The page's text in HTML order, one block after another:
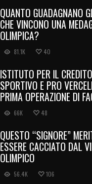
QUANTO GUADAGNANO
CHE VINCONO UNA
OLIMPICA?
81.1K 40
ISTITUTO PER IL CREDITO
SPORTIVO E PRO
PRIMA OPERAZIONE DI
66K 48
QUESTO “SIGNORE”
ESSERE CACCIATO DAL
OLIMPICO
56.4K 106